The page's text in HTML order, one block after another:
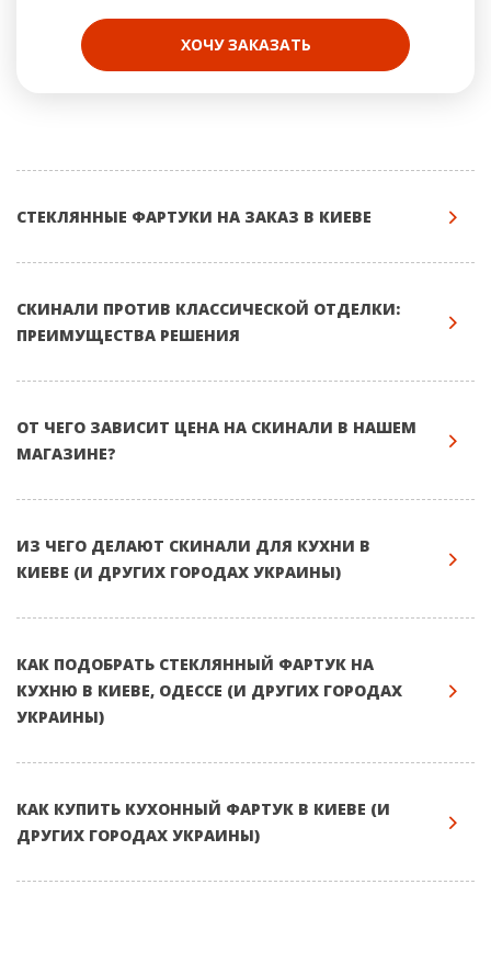
ХОЧУ ЗАКАЗАТЬ
СТЕКЛЯННЫЕ ФАРТУКИ НА ЗАКАЗ В КИЕВЕ
СКИНАЛИ ПРОТИВ КЛАССИЧЕСКОЙ ОТДЕЛКИ:
ПРЕИМУЩЕСТВА РЕШЕНИЯ
ОТ ЧЕГО ЗАВИСИТ ЦЕНА НА СКИНАЛИ В НАШЕМ
МАГАЗИНЕ?
ИЗ ЧЕГО ДЕЛАЮТ СКИНАЛИ ДЛЯ КУХНИ В
КИЕВЕ (И ДРУГИХ ГОРОДАХ УКРАИНЫ)
КАК ПОДОБРАТЬ СТЕКЛЯННЫЙ ФАРТУК НА
КУХНЮ В КИЕВЕ, ОДЕССЕ (И ДРУГИХ ГОРОДАХ
УКРАИНЫ)
КАК КУПИТЬ КУХОННЫЙ ФАРТУК В КИЕВЕ (И
ДРУГИХ ГОРОДАХ УКРАИНЫ)